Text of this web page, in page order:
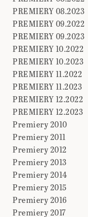
PREMIERY 08.2023
PREMIERY 09.2022
PREMIERY 09.2023
PREMIERY 10.2022
PREMIERY 10.2023
PREMIERY 11.2022
PREMIERY 11.2023
PREMIERY 12.2022
PREMIERY 12.2023
Premiery 2010
Premiery 2011
Premiery 2012
Premiery 2013
Premiery 2014
Premiery 2015
Premiery 2016
Premiery 2017